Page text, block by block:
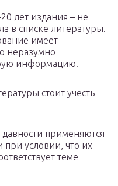
лет издания – не
в списке литературы.
имеет
неразумно
информацию.
стоит учесть
применяются
условии, что их
теме